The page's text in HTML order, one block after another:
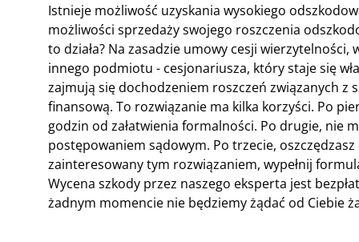
Istnieje możliwość uzyskania wysokiego
możliwości sprzedaży swojego roszczenia
to działa? Na zasadzie umowy cesji
innego podmiotu - cesjonariusza, który staje się
zajmują się dochodzeniem roszczeń związanych z
finansową. To rozwiązanie ma kilka korzyści. Po
godzin od załatwienia formalności. Po drugie, nie
postępowaniem sądowym. Po trzecie,
zainteresowany tym rozwiązaniem, wypełnij
Wycena szkody przez naszego eksperta jest
żadnym momencie nie będziemy żądać od Ciebie